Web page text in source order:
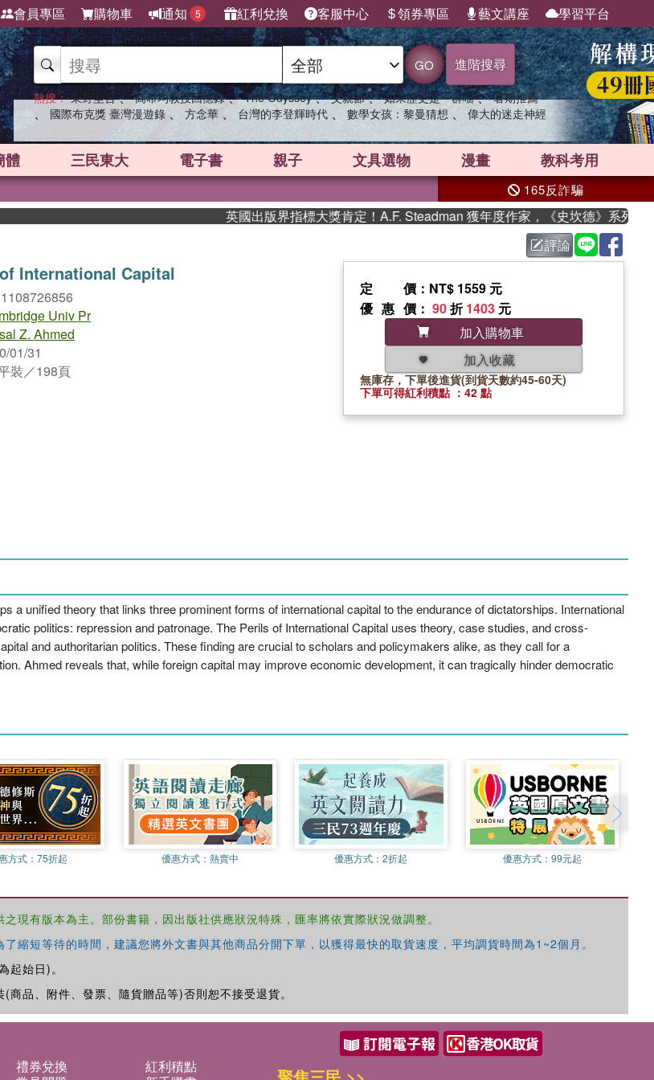
會員專區 購物車 通知 5 紅利兌換 客服中心 領券專區 藝文講座 學習平台
GO 進階搜尋
熱搜： 東野圭吾 、 高希均教授回憶錄 、 The Odyssey 、 父親節 、 如果歷史是一群喵 、 暑期推薦
、 國際布克獎 臺灣漫遊錄 、 方念華 、 台灣的李登輝時代 、 數學女孩：黎曼猜想 、 偉大的迷走神經
體 三民東大 電子書 親子 文具選物 漫畫 教科考用
165反詐騙
英國出版界指標大獎肯定！A.F. Steadman 獲年度作家，《史坎德》系列帶你踏
評論
International Capital
Univ Pr
Z. Ahmed
01/31
裝／198頁
定價 ：NT$ 1559 元
優惠價 ： 90折1403 元
加入購物車
加入收藏
無庫存，下單後進貨(到貨天數約45-60天)
下單可得紅利積點 ：42 點
a unified theory that links three prominent forms of international capital to the endurance of dictatorships. International
politics: repression and patronage. The Perils of International Capital uses theory, case studies, and cross-
and authoritarian politics. These finding are crucial to scholars and policymakers alike, as they call for a
Ahmed reveals that, while foreign capital may improve economic development, it can tragically hinder democratic
方式：75折起 優惠方式： 熱賣中 優惠方式：2折起 優惠方式：99元起
現有版本為主。部份書籍，因出版社供應狀況特殊，匯率將依實際狀況做調整。
縮短等待的時間，建議您將外文書與其他商品分開下單，以獲得最快的取貨速度，平均調貨時間為1~2個月。
起始日)。
品、附件、發票、隨貨贈品等)否則恕不接受退貨。
禮券兌換
紅利積點